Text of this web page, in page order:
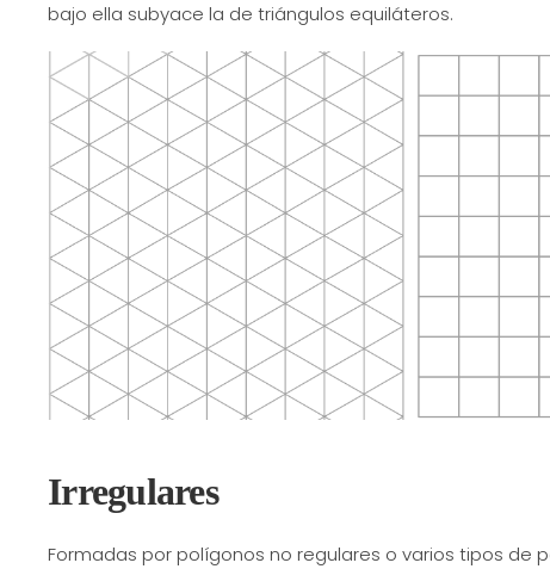
bajo ella subyace la de triángulos equiláteros.
Irregulares
Formadas por polígonos no regulares o varios tipos de